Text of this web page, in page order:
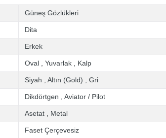
Güneş Gözlükleri
Dita
Erkek
Oval Yuvarlak Kalp
Siyah Altın (Gold) Gri
Dikdörtgen Aviator / Pilot
Asetat Metal
Faset Çerçevesiz